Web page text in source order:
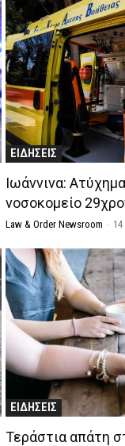
ΕΙΔΗΣΕΙΣ
Ιωάννινα:
νοσοκομείο
Law & Order Newsroom -
ΕΙΔΗΣΕΙΣ
Τεράστια απάτη